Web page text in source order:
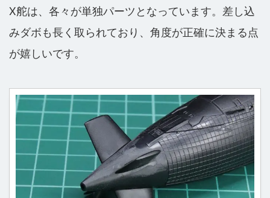
X舵は、各々が単独パーツとなっています。差し込
みダボも長く取られており、角度が正確に決まる点
が嬉しいです。